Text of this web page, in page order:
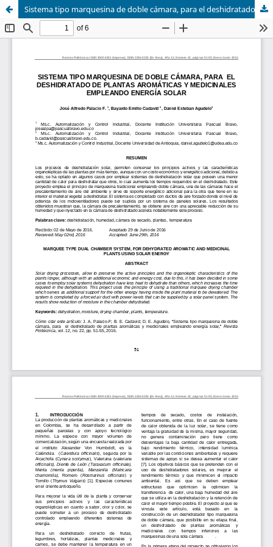
Sistema tipo marquesina de doble cámara, para el deshidratado de plantas aromáticas y medicinales empleando energía solar